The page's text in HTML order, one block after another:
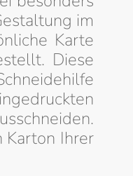
im
Karte
Diese
Karton Ihrer